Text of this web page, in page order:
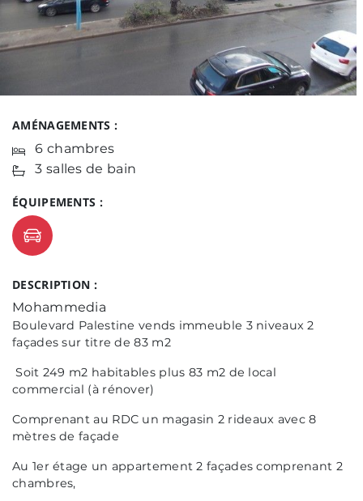
AMÉNAGEMENTS :
6 chambres
3 salles de bain
ÉQUIPEMENTS :
DESCRIPTION :
Mohammedia
Boulevard Palestine vends immeuble 3 niveaux 2
façades sur titre de 83 m2
Soit 249 m2 habitables plus 83 m2 de local
commercial (à rénover)
Comprenant au RDC un magasin 2 rideaux avec 8
mètres de façade
Au 1er étage un appartement 2 façades comprenant 2
chambres,